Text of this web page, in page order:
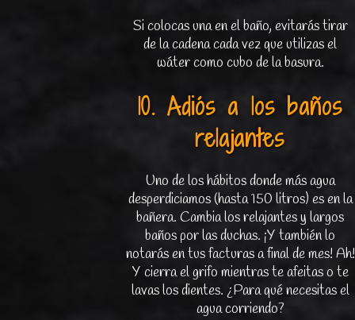
Si colocas una en el baño, evitarás tirar
de la cadena cada vez que utilizas el
wáter como cubo de la basura.
10. Adiós a los baños
relajantes
Uno de los hábitos donde más agua
desperdiciamos (hasta 150 litros) es en la
bañera. Cambia los relajantes y largos
baños por las duchas. ¡Y también lo
notarás en tus facturas a final de mes! Ah!
Y cierra el grifo mientras te afeitas o te
lavas los dientes. ¿Para qué necesitas el
agua corriendo?